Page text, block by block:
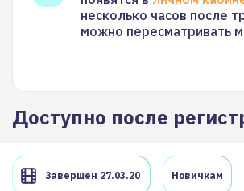
несколько часов после
можно пересматривать
Доступно после
Завершен 27.03.20 Новичкам